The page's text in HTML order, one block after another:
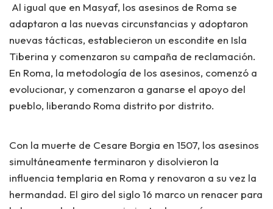
Al igual que en Masyaf, los asesinos de Roma se
adaptaron a las nuevas circunstancias y adoptaron
nuevas tácticas, establecieron un escondite en Isla
Tiberina y comenzaron su campaña de reclamación.
En Roma, la metodología de los asesinos, comenzó a
evolucionar, y comenzaron a ganarse el apoyo del
pueblo, liberando Roma distrito por distrito.
Con la muerte de Cesare Borgia en 1507, los asesinos
simultáneamente terminaron y disolvieron la
influencia templaria en Roma y renovaron a su vez la
hermandad. El giro del siglo 16 marco un renacer para